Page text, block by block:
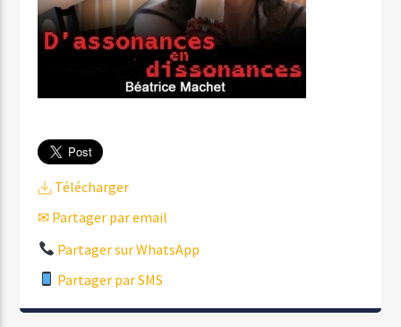
Télécharger
✉ Partager par email
Partager sur WhatsApp
Partager par SMS